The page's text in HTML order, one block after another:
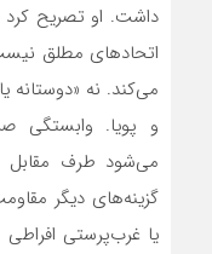
داشت. او تصریح کرد
اتحادهای مطلق
می‌کند. نه «دوستانه
و پویا. وابستگی
می‌شود طرف مقابل
گزینه‌های دیگر
یا غرب‌پرستی افراطی